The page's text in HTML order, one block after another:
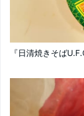
『日清焼きそば